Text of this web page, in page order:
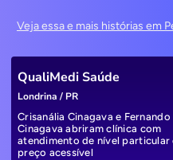
Veja essa e mais histórias em
QualiMedi Saúde
Londrina / PR
Crisanália Cinagava e Fernando
Cinagava abriram clínica com
atendimento de nível particular
preço acessível